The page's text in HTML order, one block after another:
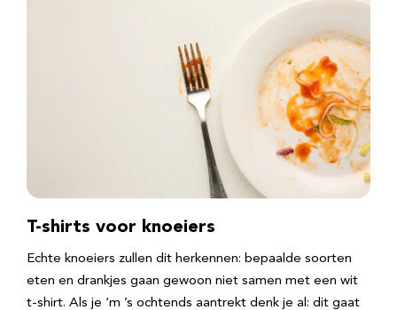
T-shirts voor knoeiers
Echte knoeiers zullen dit herkennen: bepaalde soorten
eten en drankjes gaan gewoon niet samen met een wit
t-shirt. Als je ‘m ’s ochtends aantrekt denk je al: dit gaat